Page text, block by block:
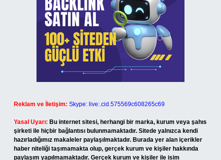
Reklam ve İletişim: Skype: live:.cid.575569c608265c69
Yasal Uyarı: Bu internet sitesi, herhangi bir marka, kurum veya şahıs
şirketi ile hiçbir bağlantısı bulunmamaktadır. Sitede yalnızca kendi
hazırladığımız makaleler paylaşılmaktadır. Burada yer alan içerikler
haber niteliği taşımamakta olup, gerçek kurum ve kişiler hakkında
paylaşım yapılmamaktadır. Gerçek kurum ve kişiler ile isim